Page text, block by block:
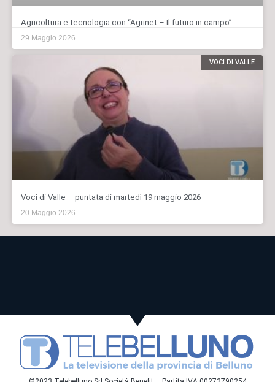
Agricoltura e tecnologia con “Agrinet – Il futuro in campo”
29 Maggio 2026
VOCI DI VALLE
Voci di Valle – puntata di martedì 19 maggio 2026
20 Maggio 2026